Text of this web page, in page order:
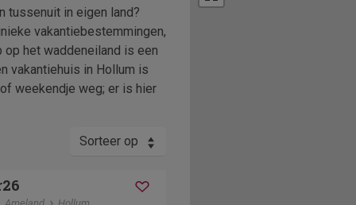
tussenuit in eigen land?
vakantiebestemmingen,
het waddeneiland is een
vakantiehuis in Hollum is
weekendje weg; er is hier
Sorteer op